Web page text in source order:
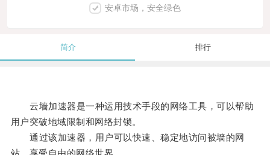
安卓市场，安全绿色
简介 排行
云墙加速器是一种运用技术手段的网络工具，可以帮助
用户突破地域限制和网络封锁。
通过该加速器，用户可以快速、稳定地访问被墙的网